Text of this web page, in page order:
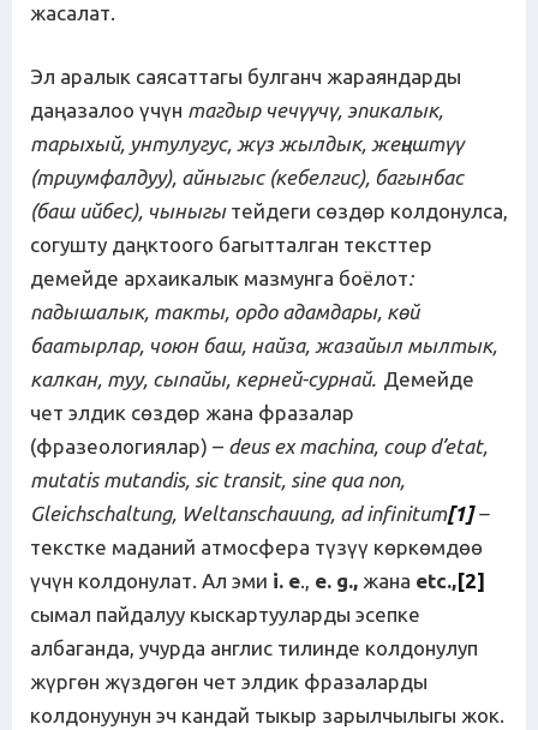
жасалат.
Эл аралык саясаттагы булганч жараяндарды
даңазалоо үчүн тагдыр чечүүчү, эпикалык,
тарыхый, унтулугус, жүз жылдык, жеңиштүү
(триумфалдуу), айныгыс (кебелгис), багынбас
(баш ийбес), чыныгытейдеги сөздөр колдонулса,
согушту даңктоого багытталган тексттер
демейде архаикалык мазмунга боёлот:
падышалык, такты, ордо адамдары, көй
баатырлар, чоюн баш, найза, жазайыл мылтык,
калкан, туу, сыпайы, керней-сурнай. Демейде
чет элдик сөздөр жана фразалар
(фразеологиялар) – deus ex machina, coup d’etat,
mutatis mutandis, sic transit, sine qua non,
Gleichschaltung, Weltanschauung, ad infinitum[1]–
текстке маданий атмосфера түзүү көркөмдөө
үчүн колдонулат. Ал эми i. e., e. g., жана etc.,[2]
сымал пайдалуу кыскартууларды эсепке
албаганда, учурда англис тилинде колдонулуп
жүргөн жүздөгөн чет элдик фразаларды
колдонуунун эч кандай тыкыр зарылчылыгы жок.